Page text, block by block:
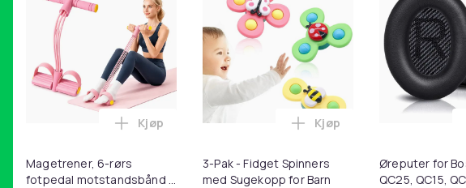
Magetrener, 6-rørs
fotpedal motstandsbånd -
Legg Magetrener, 6-rørs fotpedal motstandsbånd -
Kjøp
3-Pak - Fidget Spinners
med Sugekopp for Barn
Legg 3-Pak - Fidget
Kjøp
Øreputer for
QC25, QC15,